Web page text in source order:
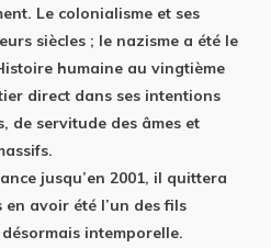
Le colonialisme et ses
siècles ; le nazisme a été le
humaine au vingtième
direct dans ses intentions
de servitude des âmes et
jusqu’en 2001, il quittera
avoir été l’un des fils
intemporelle.